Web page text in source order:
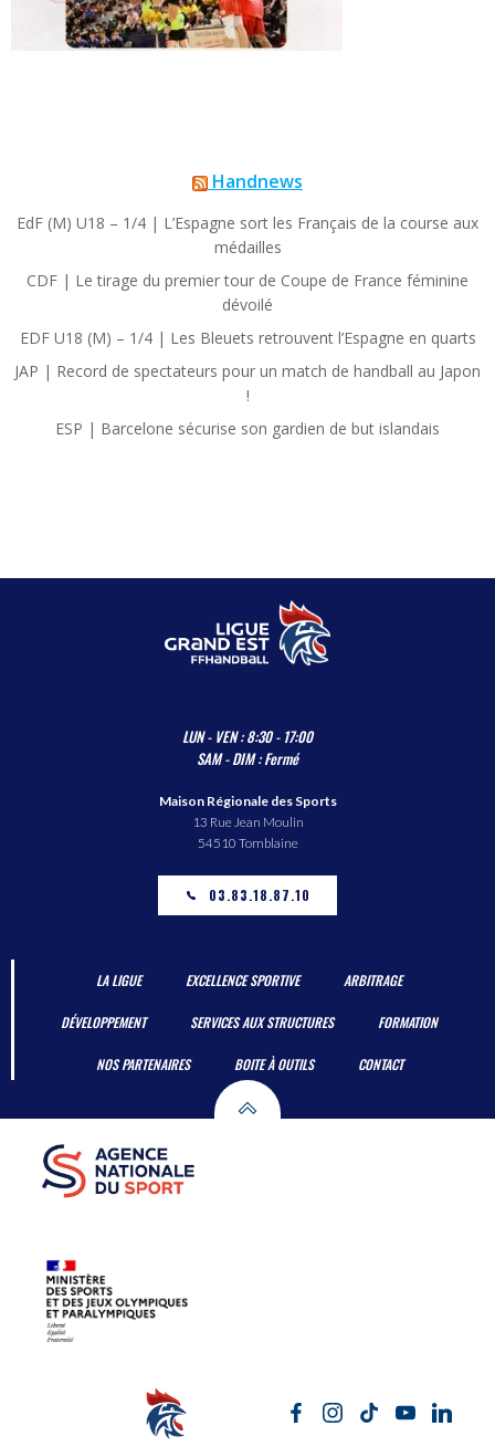
Handnews
EdF (M) U18 – 1/4 | L’Espagne sort les Français de la course aux
médailles
CDF | Le tirage du premier tour de Coupe de France féminine
dévoilé
EDF U18 (M) – 1/4 | Les Bleuets retrouvent l’Espagne en quarts
JAP | Record de spectateurs pour un match de handball au Japon
!
ESP | Barcelone sécurise son gardien de but islandais
LUN - VEN : 8:30 - 17:00
SAM - DIM : Fermé
Maison Régionale des Sports
13 Rue Jean Moulin
54510 Tomblaine
03.83.18.87.10
LA LIGUE EXCELLENCE SPORTIVE ARBITRAGE
DÉVELOPPEMENT SERVICES AUX STRUCTURES FORMATION
NOS PARTENAIRES BOITE À OUTILS CONTACT